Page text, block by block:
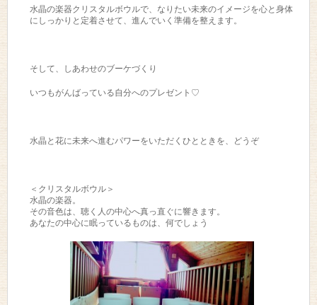
水晶の楽器クリスタルボウルで、なりたい未来のイメージを心と身体
にしっかりと定着させて、進んでいく準備を整えます。
そして、しあわせのブーケづくり
いつもがんばっている自分へのプレゼント♡
水晶と花に未来へ進むパワーをいただくひとときを、どうぞ
＜クリスタルボウル＞
水晶の楽器。
その音色は、聴く人の中心へ真っ直ぐに響きます。
あなたの中心に眠っているものは、何でしょう